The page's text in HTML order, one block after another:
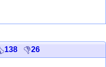
138 26